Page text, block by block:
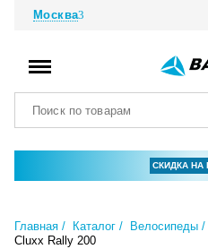
Москва
СКИДКА НА
Главная Каталог Велосипеды
Cluxx Rally 200